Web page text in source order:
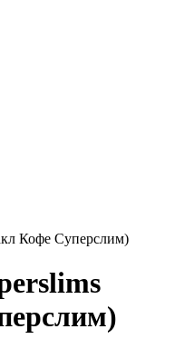
Кофе Суперслим)